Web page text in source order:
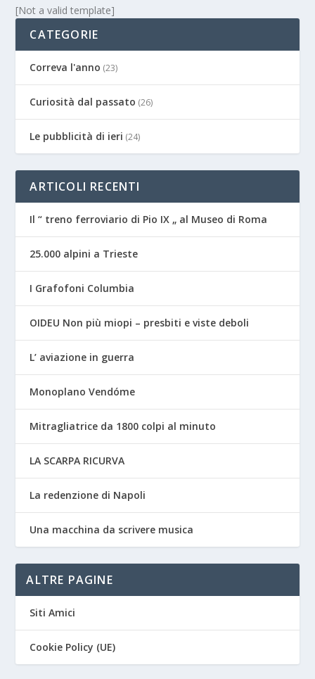
[Not a valid template]
CATEGORIE
Correva l'anno (23)
Curiosità dal passato (26)
Le pubblicità di ieri (24)
ARTICOLI RECENTI
Il “ treno ferroviario di Pio IX „ al Museo di Roma
25.000 alpini a Trieste
I Grafofoni Columbia
OIDEU Non più miopi – presbiti e viste deboli
L’ aviazione in guerra
Monoplano Vendóme
Mitragliatrice da 1800 colpi al minuto
LA SCARPA RICURVA
La redenzione di Napoli
Una macchina da scrivere musica
ALTRE PAGINE
Siti Amici
Cookie Policy (UE)